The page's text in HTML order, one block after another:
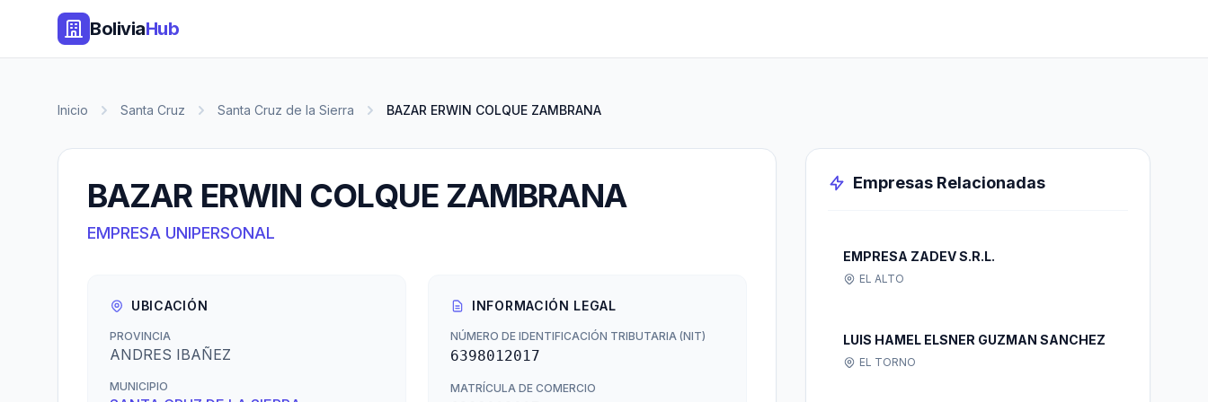
BoliviaHub
Inicio Santa Cruz Santa Cruz de la Sierra BAZAR ERWIN COLQUE ZAMBRANA
BAZAR ERWIN COLQUE ZAMBRANA
EMPRESA UNIPERSONAL
UBICACIÓN
PROVINCIA
ANDRES IBAÑEZ
MUNICIPIO
INFORMACIÓN LEGAL
NÚMERO DE IDENTIFICACIÓN TRIBUTARIA (NIT)
6398012017
MATRÍCULA DE COMERCIO
Empresas Relacionadas
EMPRESA ZADEV S.R.L.
EL ALTO
LUIS HAMEL ELSNER GUZMAN SANCHEZ
EL TORNO